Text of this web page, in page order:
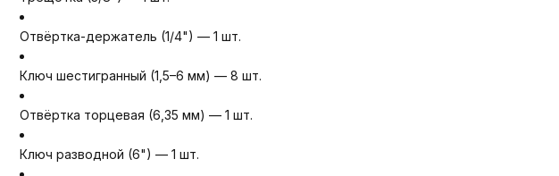
Отвёртка-держатель (1/4") — 1 шт.
Ключ шестигранный (1,5–6 мм) — 8 шт.
Отвёртка торцевая (6,35 мм) — 1 шт.
Ключ разводной (6") — 1 шт.